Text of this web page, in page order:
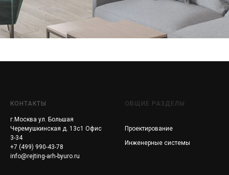
КОНТАКТЫ
г.Москва ул. Большая
Черемушкинская д. 13с1 Офис
3-34
+7 (499) 990-43-78
info@rejting-arh-byuro.ru
ОБЩИЕ РАЗДЕЛЫ
Проектирование
Инженерные системы